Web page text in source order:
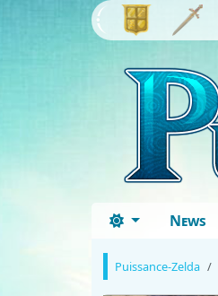
News
Puissance-Zelda